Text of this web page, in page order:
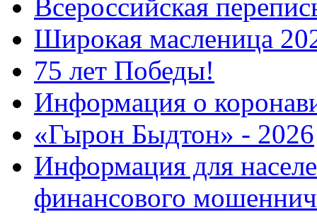
Всероссийская
Широкая масленица
75 лет Победы!
Информация о
«Гырон Быдтон» - 2026
Информация для
финансового